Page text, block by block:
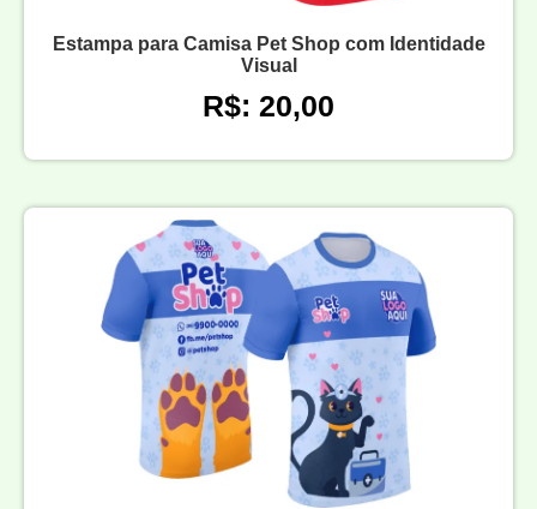
Estampa para Camisa Pet Shop com Identidade
Visual
R$: 20,00